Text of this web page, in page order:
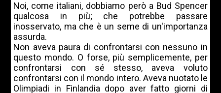
Noi, come italiani, dobbiamo però a Bud Spencer
qualcosa in più; che potrebbe passare
inosservato, ma che è un seme di un'importanza
assurda.
Non aveva paura di confrontarsi con nessuno in
questo mondo. O forse, più semplicemente, per
confrontarsi con sé stesso, aveva voluto
confrontarsi con il mondo intero. Aveva nuotato le
Olimpiadi in Finlandia dopo aver fatto giorni di